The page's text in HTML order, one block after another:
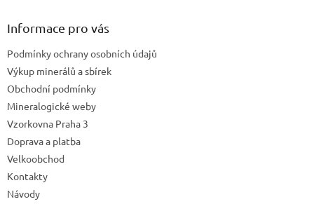
Informace pro vás
Podmínky ochrany osobních údajů
Výkup minerálů a sbírek
Obchodní podmínky
Mineralogické weby
Vzorkovna Praha 3
Doprava a platba
Velkoobchod
Kontakty
Návody